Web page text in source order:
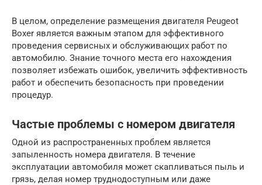
В целом, определение размещения двигателя Peugeot
Boxer является важным этапом для эффективного
проведения сервисных и обслуживающих работ по
автомобилю. Знание точного места его нахождения
позволяет избежать ошибок, увеличить эффективность
работ и обеспечить безопасность при проведении
процедур.
Частые проблемы с номером двигателя
Одной из распространенных проблем является
запыленность номера двигателя. В течение
эксплуатации автомобиля может скапливаться пыль и
грязь, делая номер труднодоступным или даже